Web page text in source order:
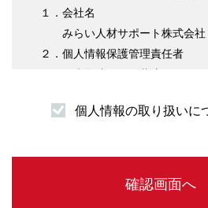
１．会社名
みらい人材サポート株式会社
２．個人情報保護管理責任者
（１）求職者様情報
・企業紹介先のご案内を行
・サービスの提供に必要な書
個人情報の取り扱いに
確認画面へ